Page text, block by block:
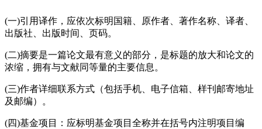
(一)引用译作，应依次标明国籍、原作者、著作名称、译者、
出版社、出版时间、页码。
(二)摘要是一篇论文最有意义的部分，是标题的放大和论文的
浓缩，拥有与文献同等量的主要信息。
(三)作者详细联系方式（包括手机、电子信箱、样刊邮寄地址
及邮编）。
(四)基金项目：应标明基金项目全称并在括号内注明项目编